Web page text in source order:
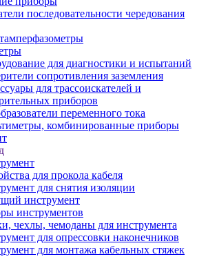
последовательности чередования
для диагностики и испытаний
сопротивления заземления
для трассоискателей и
приборов
переменного тока
комбинированные приборы
для прокола кабеля
для снятия изоляции
инструмент
инструментов
чехлы, чемоданы для инструмента
для опрессовки наконечников
для монтажа кабельных стяжек